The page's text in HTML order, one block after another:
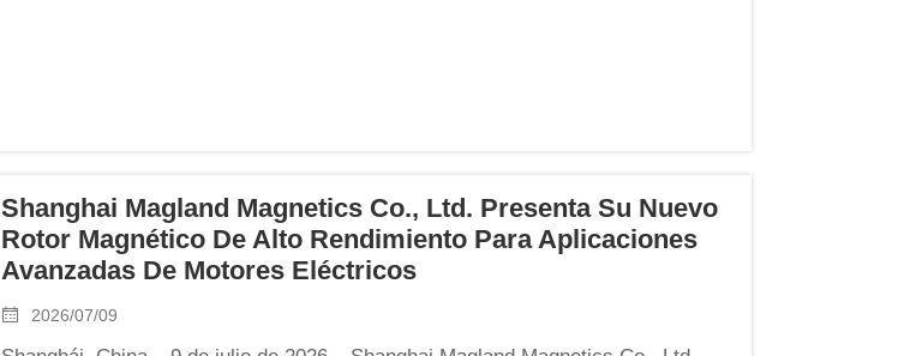
Shanghai Magland Magnetics Co., Ltd. Presenta Su Nuevo
Rotor Magnético De Alto Rendimiento Para Aplicaciones
Avanzadas De Motores Eléctricos
2026/07/09